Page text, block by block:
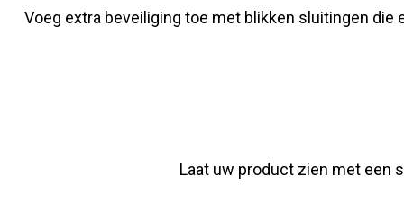
Voeg extra beveiliging toe met blikken sluitingen
Laat uw product zien met een